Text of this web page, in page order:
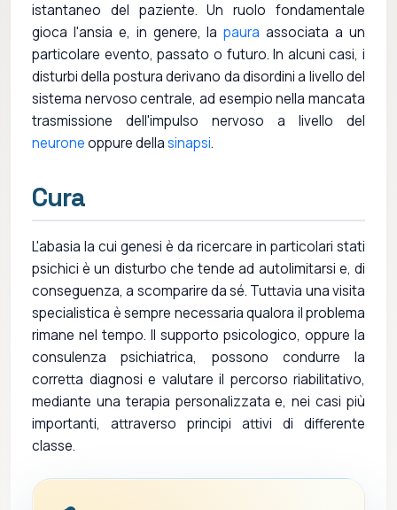
istantaneo del paziente. Un ruolo fondamentale
gioca l'ansia e, in genere, lapaura associata a un
particolare evento, passato o futuro. In alcuni casi, i
disturbi della postura derivano da disordini a livello del
sistema nervoso centrale, ad esempio nella mancata
trasmissione dell'impulso nervoso a livello del
neuroneoppure dellasinapsi.
Cura
L'abasia la cui genesi è da ricercare in particolari stati
psichici è un disturbo che tende ad autolimitarsi e, di
conseguenza, a scomparire da sé. Tuttavia una visita
specialistica è sempre necessaria qualora il problema
rimane nel tempo. Il supporto psicologico, oppure la
consulenza psichiatrica, possono condurre la
corretta diagnosi e valutare il percorso riabilitativo,
mediante una terapia personalizzata e, nei casi più
importanti, attraverso principi attivi di differente
classe.